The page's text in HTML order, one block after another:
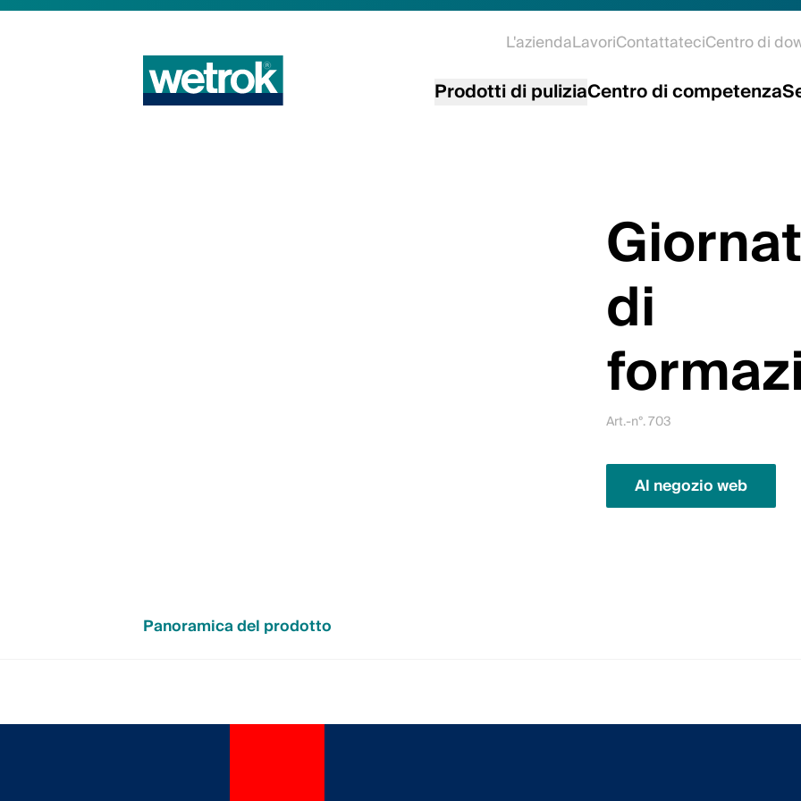
L'aziendaLavoriContattateciCentro di
Prodotti di puliziaCentro di competenza
di
Art.-n°. 703
Al negozio web
Panoramica del prodotto